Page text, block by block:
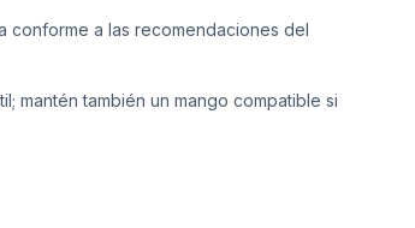
conforme a las recomendaciones del
mantén también un mango compatible si